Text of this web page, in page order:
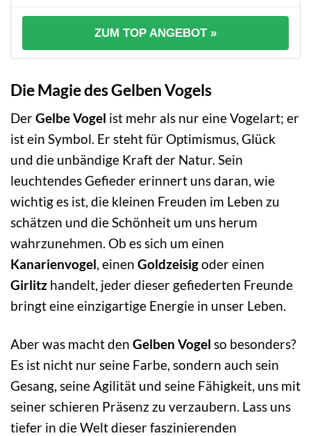
ZUM TOP ANGEBOT »
Die Magie des Gelben Vogels
DerGelbe Vogel ist mehr als nur eine Vogelart; er
ist ein Symbol. Er steht für Optimismus, Glück
und die unbändige Kraft der Natur. Sein
leuchtendes Gefieder erinnert uns daran, wie
wichtig es ist, die kleinen Freuden im Leben zu
schätzen und die Schönheit um uns herum
wahrzunehmen. Ob es sich um einen
Kanarienvogel, einen Goldzeisigoder einen
Girlitz handelt, jeder dieser gefiederten Freunde
bringt eine einzigartige Energie in unser Leben.
Aber was macht den Gelben Vogel so besonders?
Es ist nicht nur seine Farbe, sondern auch sein
Gesang, seine Agilität und seine Fähigkeit, uns mit
seiner schieren Präsenz zu verzaubern. Lass uns
tiefer in die Welt dieser faszinierenden